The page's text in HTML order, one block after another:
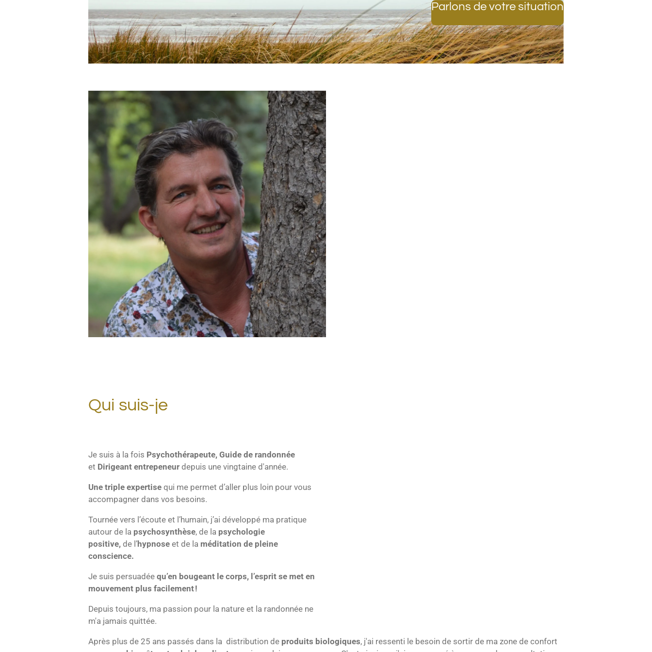
Parlons de votre situation
Qui suis-je
Je suis à la fois Psychothérapeute, Guide de randonnée
et Dirigeant entrepeneur depuis une vingtaine d'année.
Une triple expertise qui me permet d’aller plus loin pour vous
accompagner dans vos besoins.
Tournée vers l’écoute et l’humain, j’ai développé ma pratique
autour de la psychosynthèse, de la psychologie
positive, de l’hypnose et de la méditation de pleine
conscience.
Je suis persuadée qu’en bougeant le corps, l’esprit se met en
mouvement plus facilement !
Depuis toujours, ma passion pour la nature et la randonnée ne
m'a jamais quittée.
Après plus de 25 ans passés dans la distribution de produits biologiques, j'ai ressenti le besoin de sortir de ma zone de confort